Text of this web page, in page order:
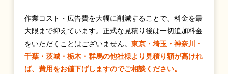
作業コスト・広告費を大幅に削減することで、料金を最
大限まで抑えています。正式な見積り後は一切追加料金
をいただくことはございません。 東京・埼玉・神奈川・
千葉・茨城・栃木・群馬の他社様より見積り額が高けれ
ば、費用をお値下げしますのでご相談ください。